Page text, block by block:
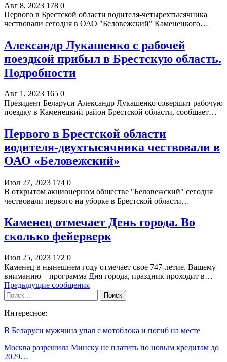
Авг 8, 2023 178 0
Первого в Брестской области водителя-четырехтысячника
чествовали сегодня в ОАО "Беловежский" Каменецкого…
Александр Лукашенко с рабочей
поездкой прибыл в Брестскую область.
Подробности
Авг 1, 2023 165 0
Президент Беларуси Александр Лукашенко совершит рабочую
поездку в Каменецкий район Брестской области, сообщает…
Первого в Брестской области
водителя-двухтысячника чествовали в
ОАО «Беловежский»
Июл 27, 2023 174 0
В открытом акционерном обществе "Беловежский" сегодня
чествовали первого на уборке в Брестской области…
Каменец отмечает День города. Во
сколько фейерверк
Июл 25, 2023 172 0
Каменец в нынешнем году отмечает свое 747-летие. Вашему
вниманию – программа Дня города, праздник проходит в…
Предыдущие сообщения
Интересное:
В Беларуси мужчина упал с мотоблока и погиб на месте
Москва разрешила Минску не платить по новым кредитам до
2029…